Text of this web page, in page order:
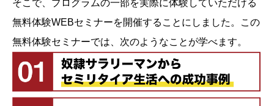
そこで、プログラムの一部を実際に体験していただける
無料体験WEBセミナーを開催することにしました。この
無料体験セミナーでは、次のようなことが学べます。